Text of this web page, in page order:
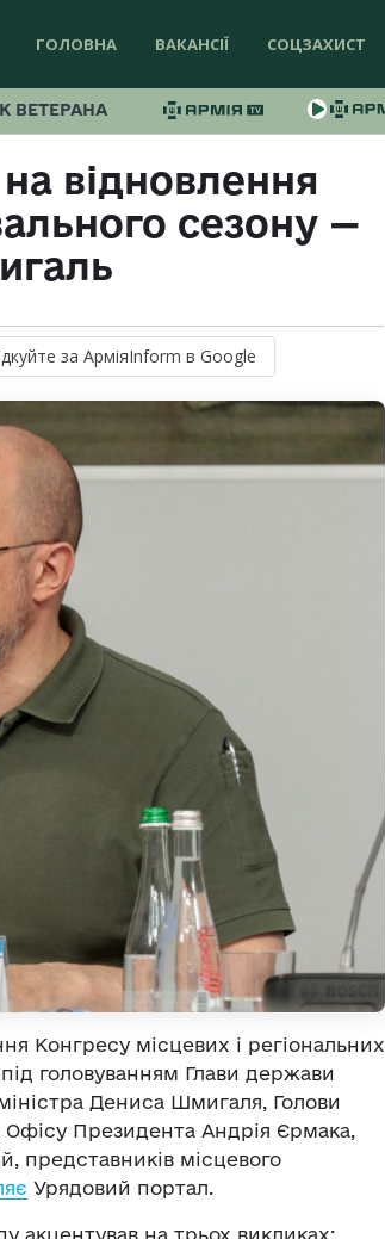
ГОЛОВНА ВАКАНСІЇ СОЦЗАХИСТ
ВЕТЕРАНА
відновлення
сезону —
за АрміяInform в Google
Конгресу місцевих і регіональних
головуванням Глави держави
Дениса Шмигаля, Голови
Офісу Президента Андрія Єрмака,
представників місцевого
Урядовий портал.
акцентував на трьох викликах: